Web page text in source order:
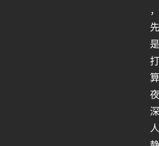
，
先
是
打
算
夜
深
人